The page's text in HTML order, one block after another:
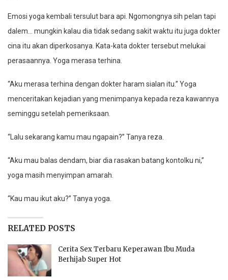
Emosi yoga kembali tersulut bara api. Ngomongnya sih pelan tapi
dalem… mungkin kalau dia tidak sedang sakit waktu itu juga dokter
cina itu akan diperkosanya. Kata-kata dokter tersebut melukai
perasaannya. Yoga merasa terhina.
“Aku merasa terhina dengan dokter haram sialan itu.” Yoga
menceritakan kejadian yang menimpanya kepada reza kawannya
seminggu setelah pemeriksaan.
“Lalu sekarang kamu mau ngapain?” Tanya reza.
“Aku mau balas dendam, biar dia rasakan batang kontolku ni,”
yoga masih menyimpan amarah.
“Kau mau ikut aku?” Tanya yoga.
RELATED POSTS
Cerita Sex Terbaru Keperawan Ibu Muda
Berhijab Super Hot